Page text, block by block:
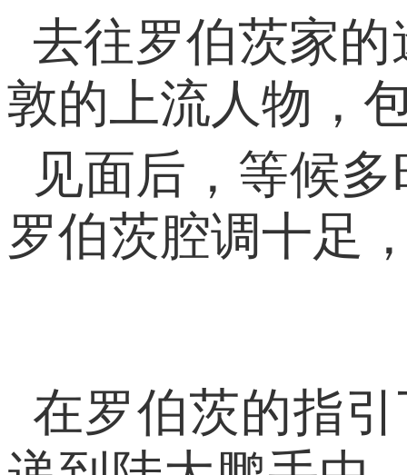
去往罗伯茨家
敦的上流人物，
见面后，等候
罗伯茨腔调十足
在罗伯茨的指